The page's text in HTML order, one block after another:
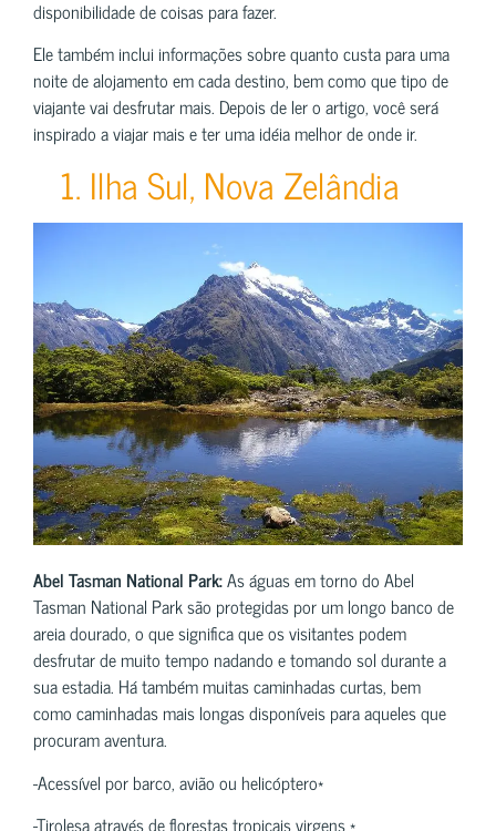
disponibilidade de coisas para fazer.
Ele também inclui informações sobre quanto custa para uma
noite de alojamento em cada destino, bem como que tipo de
viajante vai desfrutar mais. Depois de ler o artigo, você será
inspirado a viajar mais e ter uma idéia melhor de onde ir.
1. Ilha Sul, Nova Zelândia
Abel Tasman National Park:As águas em torno do Abel
Tasman National Park são protegidas por um longo banco de
areia dourado, o que significa que os visitantes podem
desfrutar de muito tempo nadando e tomando sol durante a
sua estadia. Há também muitas caminhadas curtas, bem
como caminhadas mais longas disponíveis para aqueles que
procuram aventura.
-Acessível por barco, avião ou helicóptero*
-Tirolesa através de florestas tropicais virgens *